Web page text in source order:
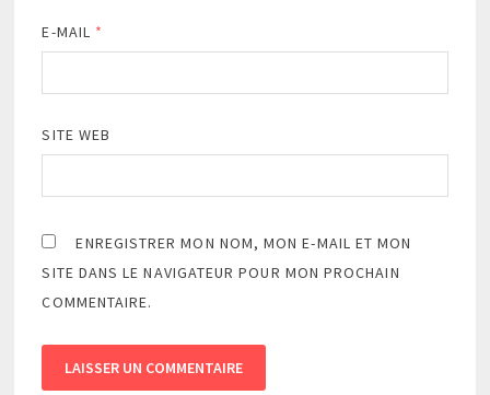
E-MAIL *
SITE WEB
ENREGISTRER MON NOM, MON E-MAIL ET MON
SITE DANS LE NAVIGATEUR POUR MON PROCHAIN
COMMENTAIRE.